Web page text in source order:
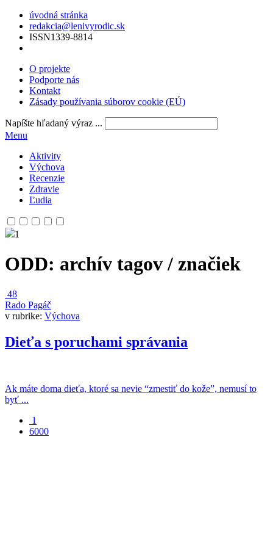
úvodná stránka
redakcia@lenivyrodic.sk
ISSN1339-8814
O projekte
Podporte nás
Kontakt
Zásady používania súborov cookie (EÚ)
Napíšte hľadaný výraz ...
Menu
Aktivity
Výchova
Recenzie
Zdravie
Ľudia
1
ODD: archív tagov / značiek
48
Rado Pagáč
v rubrike: Výchova
Dieťa s poruchami správania
Ak máte doma dieťa, ktoré sa nevie “zmestiť do kože”, nemusí to
byť ...
1
6000